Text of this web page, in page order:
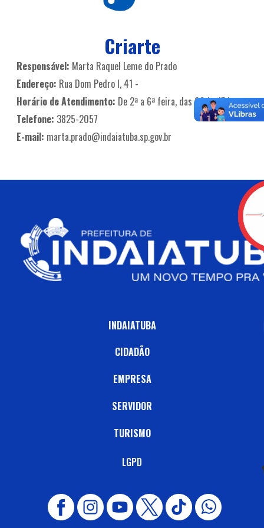
Criarte
Responsável: Marta Raquel Leme do Prado
Endereço: Rua Dom Pedro I, 41 -
Horário de Atendimento: De 2ª a 6ª feira, das 08 às 17 horas
Telefone: 3825-2057
E-mail: marta.prado@indaiatuba.sp.gov.br
INDAIATUBA
CIDADÃO
EMPRESA
SERVIDOR
TURISMO
LGPD